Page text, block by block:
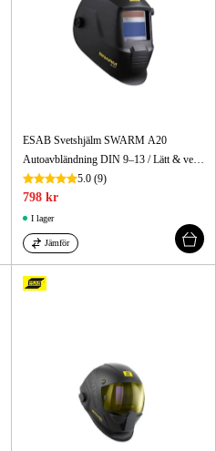
ESAB Svetshjälm SWARM A20
Autoavbländning DIN 9–13 / Lätt & ventilerad, ingen imma / Batteribytesindikator
5.0 (9)
798 kr
I lager
Jämför